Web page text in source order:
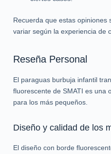
Recuerda que estas opiniones
variar según la experiencia de
Reseña Personal
El paraguas burbuja infantil
fluorescente de SMATI es una
para los más pequeños.
Diseño y calidad de los
El diseño con borde